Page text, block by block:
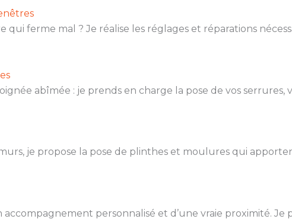
ferme mal ? Je réalise les réglages et réparations
abîmée : je prends en charge la pose de vos serrures,
je propose la pose de plinthes et moulures qui
accompagnement personnalisé et d’une vraie proximité.